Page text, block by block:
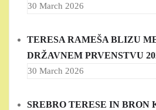
30 March 2026
TERESA RAMEŠA BLIZU
DRŽAVNEM PRVENSTVU
30 March 2026
SREBRO TERESE IN